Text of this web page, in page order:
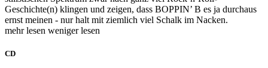
Geschichte(n) klingen und zeigen, dass BOPPIN’ B es ja durchaus
ernst meinen - nur halt mit ziemlich viel Schalk im Nacken.
mehr lesen weniger lesen
CD